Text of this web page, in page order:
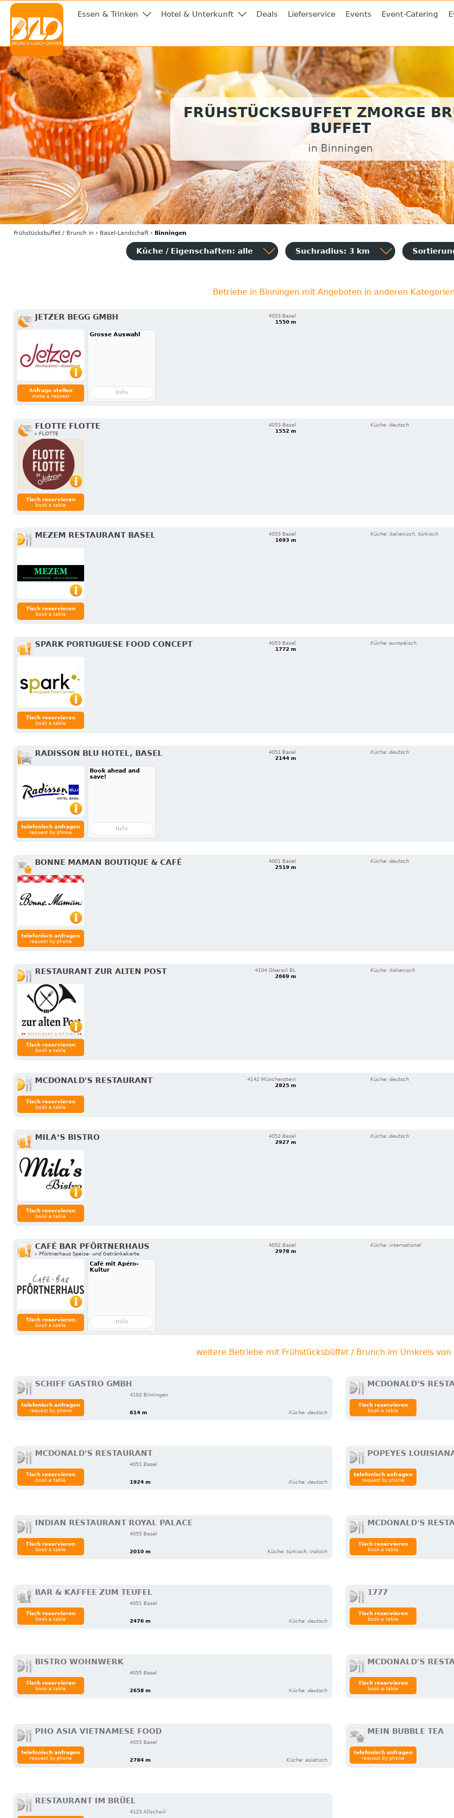
Essen & Trinken Hotel & Unterkunft Deals Lieferservice Events Event-Catering
FRÜHSTÜCKSBUFFET ZMORGE
BUFFET
in Binningen
Frühstücksbuffet / Brunch in › Basel-Landschaft› Binningen
Küche / Eigenschaften: alle Suchradius: 3 km
Betriebe in Binningen mit Angeboten in anderen Kategorien
JETZER BEGG GMBH
4053 Basel
1550 m
Anfrage stellen
make a request
Grosse Auswahl
Info
FLOTTE FLOTTE
▹ FLOTTE
4053 Basel
1552 m
Küche: deutsch
Tisch reservieren
book a table
MEZEM RESTAURANT BASEL
4053 Basel
1693 m
Küche: italienisch, türkisch
Tisch reservieren
book a table
SPARK PORTUGUESE FOOD CONCEPT
4053 Basel
1772 m
Küche: europäisch
Tisch reservieren
book a table
RADISSON BLU HOTEL, BASEL
4051 Basel
2144 m
Küche: deutsch
telefonisch anfragen
request by phone
Book ahead and
save!
Info
BONNE MAMAN BOUTIQUE & CAFÉ
4001 Basel
2519 m
Küche: deutsch
telefonisch anfragen
request by phone
RESTAURANT ZUR ALTEN POST
4104 Oberwil BL
2669 m
Küche: italienisch
Tisch reservieren
book a table
MCDONALD'S RESTAURANT
4142 Münchenstein
2825 m
Küche: deutsch
Tisch reservieren
book a table
MILA‘S BISTRO
4052 Basel
2927 m
Küche: deutsch
Tisch reservieren
book a table
CAFÉ BAR PFÖRTNERHAUS
▹ Pförtnerhaus Speise- und Getränkekarte
4052 Basel
2978 m
Küche: international
Tisch reservieren
book a table
Café mit Apéro-
Kultur
Info
weitere Betriebe mit Frühstücksbüffet / Brunch im Umkreis von
SCHIFF GASTRO GMBH
4102 Binningen
614 m Küche: deutsch
telefonisch anfragen
request by phone
MCDONALD'S
Tisch reservieren
book a table
MCDONALD'S RESTAURANT
4051 Basel
1924 m Küche: deutsch
Tisch reservieren
book a table
POPEYES
telefonisch anfragen
request by phone
INDIAN RESTAURANT ROYAL PALACE
4055 Basel
2010 m Küche: türkisch, indisch
Tisch reservieren
book a table
MCDONALD'S
Tisch reservieren
book a table
BAR & KAFFEE ZUM TEUFEL
4051 Basel
2476 m Küche: deutsch
Tisch reservieren
book a table
1777
Tisch reservieren
book a table
BISTRO WOHNWERK
4055 Basel
2658 m Küche: deutsch
Tisch reservieren
book a table
MCDONALD'S
Tisch reservieren
book a table
PHO ASIA VIETNAMESE FOOD
4055 Basel
2784 m Küche: asiatisch
telefonisch anfragen
request by phone
MEIN BUBBLE TEA
telefonisch anfragen
request by phone
RESTAURANT IM BRÜEL
4123 Allschwil